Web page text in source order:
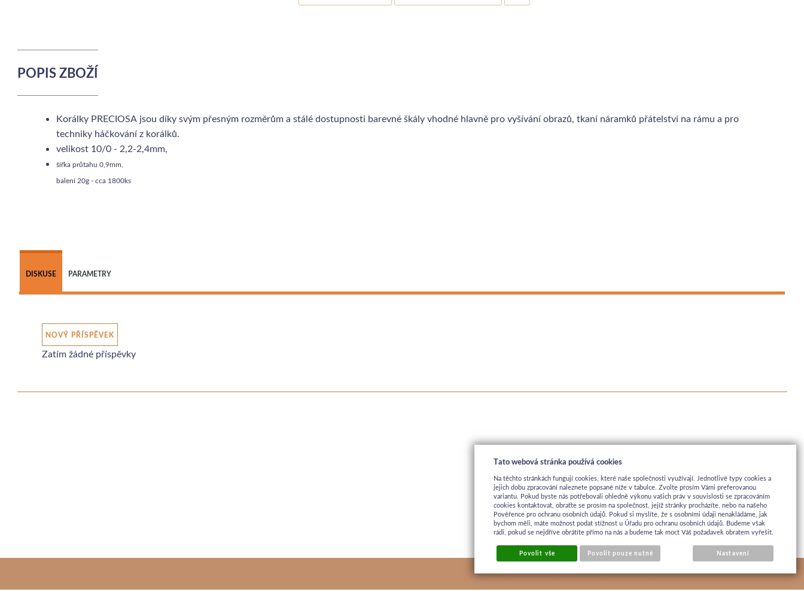
POPIS ZBOŽÍ
Korálky PRECIOSA jsou díky svým přesným rozměrům a stálé dostupnosti barevné škály vhodné hlavně pro vyšívání obrazů, tkaní náramků přátelství na rámu a pro
techniky háčkování z korálků.
velikost 10/0 - 2,2-2,4mm,
šířka průtahu 0,9mm,
balení 20g - cca 1800ks
DISKUSE PARAMETRY
NOVÝ PŘÍSPĚVEK
Zatím žádné příspěvky
Tato webová stránka používá cookies
Na těchto stránkách fungují cookies, které naše společnosti využívají. Jednotlivé typy cookies a
jejich dobu zpracování naleznete popsané níže v tabulce. Zvolte prosím Vámi preferovanou
variantu. Pokud byste nás potřebovali ohledně výkonu vašich práv v souvislosti se zpracováním
cookies kontaktovat, obraťte se prosím na společnost, jejíž stránky procházíte, nebo na našeho
Pověřence pro ochranu osobních údajů. Pokud si myslíte, že s osobními údaji nenakládáme, jak
bychom měli, máte možnost podat stížnost u Úřadu pro ochranu osobních údajů. Budeme však
rádi, pokud se nejdříve obrátíte přímo na nás a budeme tak moct Váš požadavek obratem vyřešit.
Povolit vše Povolit pouze nutné Nastavení